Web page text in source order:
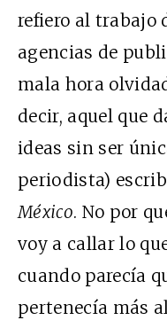
refiero al trabajo
agencias de
mala hora
decir, aquel que
ideas sin ser
periodista)
México. No por
voy a callar lo
cuando parecía
pertenecía más